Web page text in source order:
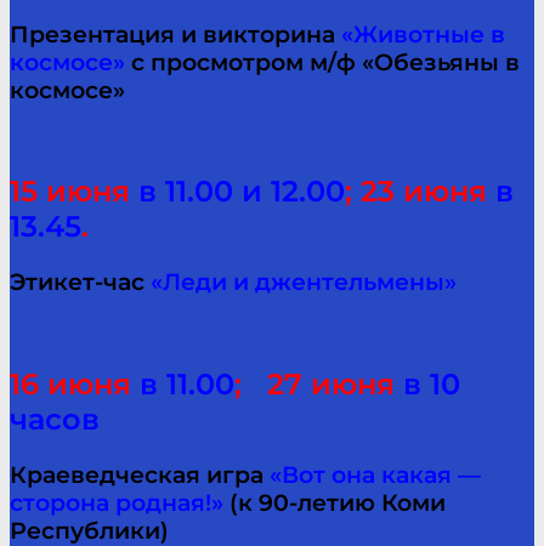
Презентация и викторина «Животные в
космосе» с просмотром м/ф «Обезьяны в
космосе»
15 июня в 11.00 и 12.00; 23 июня в
13.45.
Этикет-час «Леди и джентельмены»
16 июня в 11.00; 27 июня в 10
часов
Краеведческая игра «Вот она какая —
сторона родная!» (к 90-летию Коми
Республики)